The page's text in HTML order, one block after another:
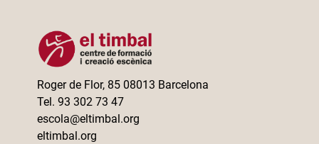
Roger de Flor, 85 08013 Barcelona
Tel. 93 302 73 47
escola@eltimbal.org
eltimbal.org